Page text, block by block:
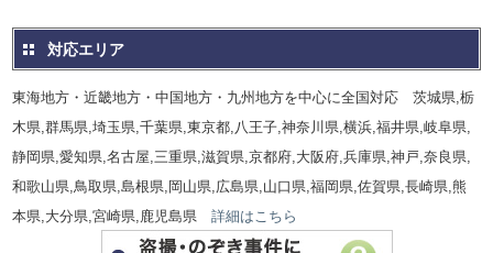
対応エリア
東海地方・近畿地方・中国地方・九州地方を中心に全国対応 茨城県,栃
木県,群馬県,埼玉県,千葉県,東京都,八王子,神奈川県,横浜,福井県,岐阜県,
静岡県,愛知県,名古屋,三重県,滋賀県,京都府,大阪府,兵庫県,神戸,奈良県,
和歌山県,鳥取県,島根県,岡山県,広島県,山口県,福岡県,佐賀県,長崎県,熊
本県,大分県,宮崎県,鹿児島県詳細はこちら